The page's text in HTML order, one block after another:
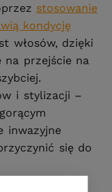
stosowanie
kondycję
włosów, dzięki
na przejście na
i stylizacji –
inwazyjne
się do